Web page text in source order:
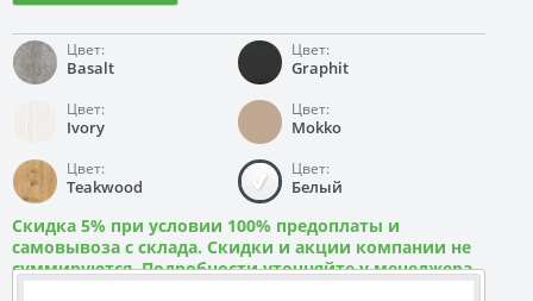
Цвет:
Basalt
Цвет:
Graphit
Цвет:
Ivory
Цвет:
Mokko
Цвет:
Teakwood
Цвет:
Белый
Скидка 5% при условии 100% предоплаты и
самовывоза с склада. Скидки и акции компании не
суммируются. Подробности уточняйте у менеджера